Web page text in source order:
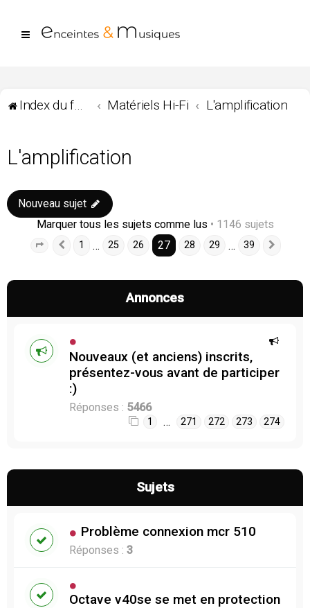
Index du forum Matériels Hi-Fi L'amplification
L'amplification
Nouveau sujet
Marquer tous les sujets comme lus • 1146 sujets
Page 27 sur 39
Précédente
1 … 25 26 27 28 29 … 39
Annonces
Nouveaux (et anciens) inscrits,
présentez-vous avant de participer
:)
Réponses : 5466
1 … 271 272 273 274
Sujets
Problème connexion mcr 510
Réponses : 3
Octave v40se se met en protection